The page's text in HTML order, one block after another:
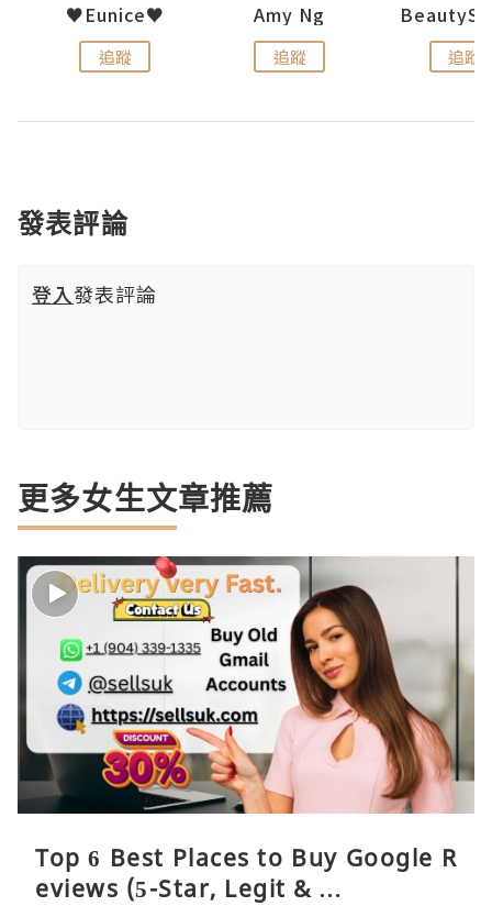
♥Eunice♥
追蹤
Amy Ng
追蹤 追蹤
發表評論
登入發表評論
更多女生文章推薦
Top 6 Best Places to Buy Google R
eviews (5-Star, Legit & …